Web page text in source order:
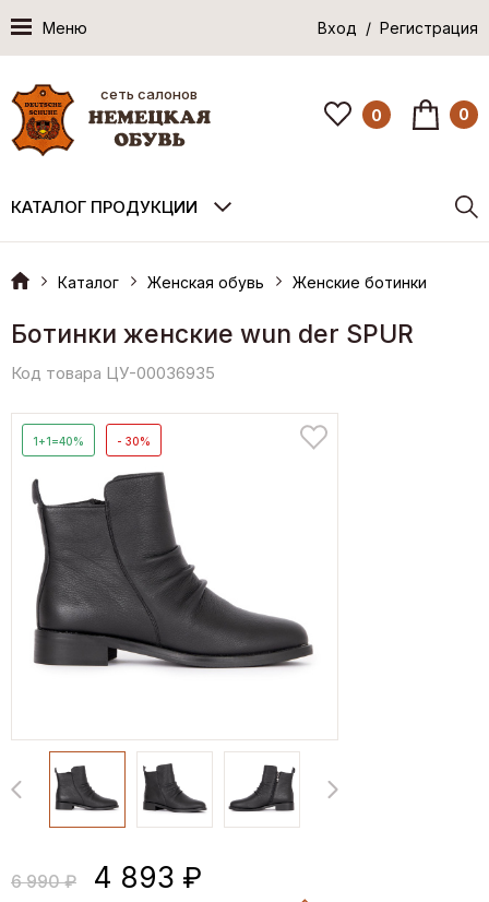
Меню Вход / Регистрация
сеть салонов
0 0
КАТАЛОГ ПРОДУКЦИИ
Каталог Женская обувь Женские ботинки
Ботинки женские wun der SPUR
Код товара ЦУ-00036935
1+1=40% - 30%
6 990 ₽ 4 893 ₽